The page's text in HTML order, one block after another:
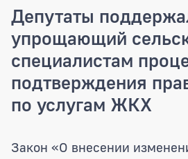
Депутаты
упрощающий
специалистам
подтверждения
по услугам ЖКХ
Депутаты
Закон «О внесении